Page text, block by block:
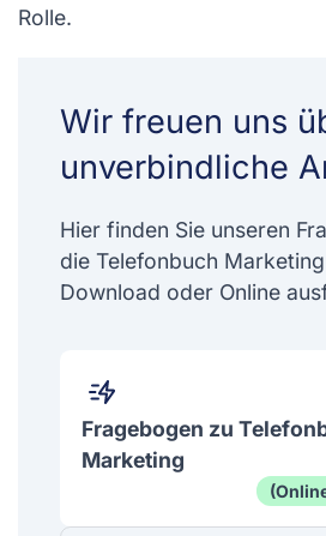
Rolle.
Wir freuen uns
unverbindliche
Hier finden Sie unseren
die Telefonbuch
Download oder Online
Fragebogen zu
Marketing